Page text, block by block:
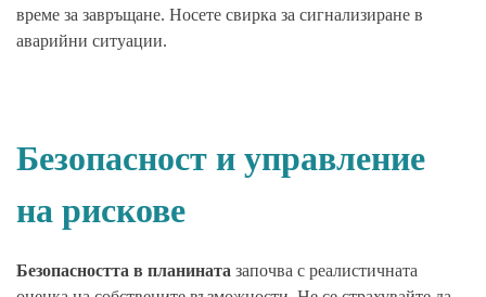
време за завръщане. Носете свирка за сигнализиране в
аварийни ситуации.
Безопасност и управление
на рискове
Безопасността в планината започва с реалистичната